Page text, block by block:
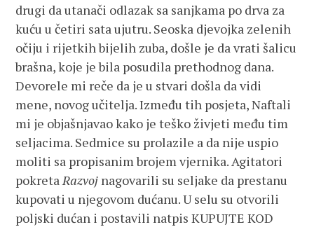
drugi da utanači odlazak sa sanjkama po drva za
kuću u četiri sata ujutru. Seoska djevojka zelenih
očiju i rijetkih bijelih zuba, došle je da vrati šalicu
brašna, koje je bila posudila prethodnog dana.
Devorele mi reče da je u stvari došla da vidi
mene, novog učitelja. Između tih posjeta, Naftali
mi je objašnjavao kako je teško živjeti među tim
seljacima. Sedmice su prolazile a da nije uspio
moliti sa propisanim brojem vjernika. Agitatori
pokretaRazvoj nagovarili su seljake da prestanu
kupovati u njegovom dućanu. U selu su otvorili
poljski dućan i postavili natpis KUPUJTE KOD